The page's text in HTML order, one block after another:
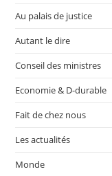
Au palais de justice
Autant le dire
Conseil des ministres
Economie & D-durable
Fait de chez nous
Les actualités
Monde